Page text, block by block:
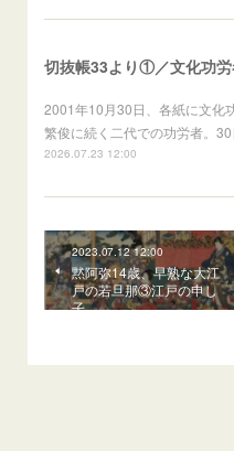
切抜帳33より①／文化功労
2001年10月30日、各紙に文化
繁俊に続く二代での功労者。30
2026.07.23 12:00
2023.07.12 12:00
黙阿弥14歳、早熟な大江
戸の若旦那③江戸の申し
子